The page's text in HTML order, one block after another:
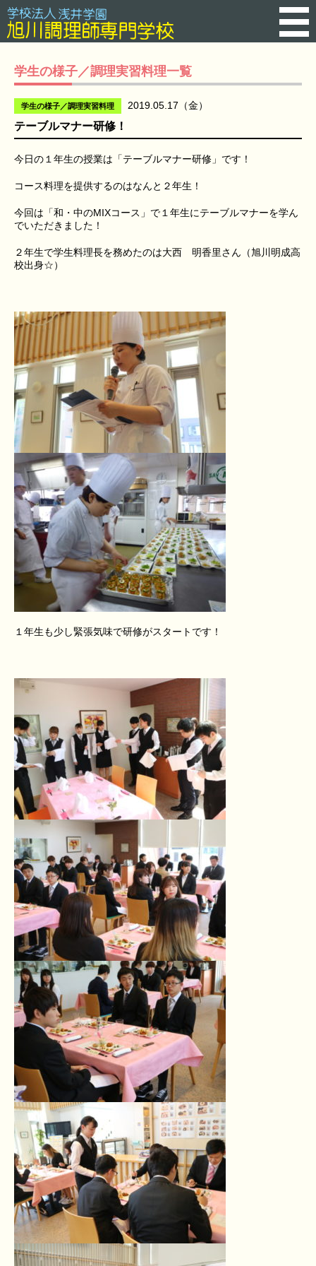
学生の様子／調理実習料理一覧
学生の様子／調理実習料理 2019.05.17（金）
テーブルマナー研修！
今日の１年生の授業は「テーブルマナー研修」です！
コース料理を提供するのはなんと２年生！
今回は「和・中のMIXコース」で１年生にテーブルマナーを学ん
でいただきました！
２年生で学生料理長を務めたのは大西 明香里さん（旭川明成高
校出身☆）
１年生も少し緊張気味で研修がスタートです！